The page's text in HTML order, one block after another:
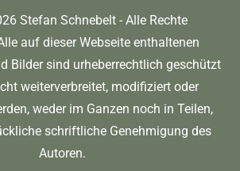
Stefan Schnebelt - Alle Rechte
auf dieser Webseite enthaltenen
Bilder sind urheberrechtlich geschützt
weiterverbreitet, modifiziert oder
weder im Ganzen noch in Teilen,
schriftliche Genehmigung des
Autoren.